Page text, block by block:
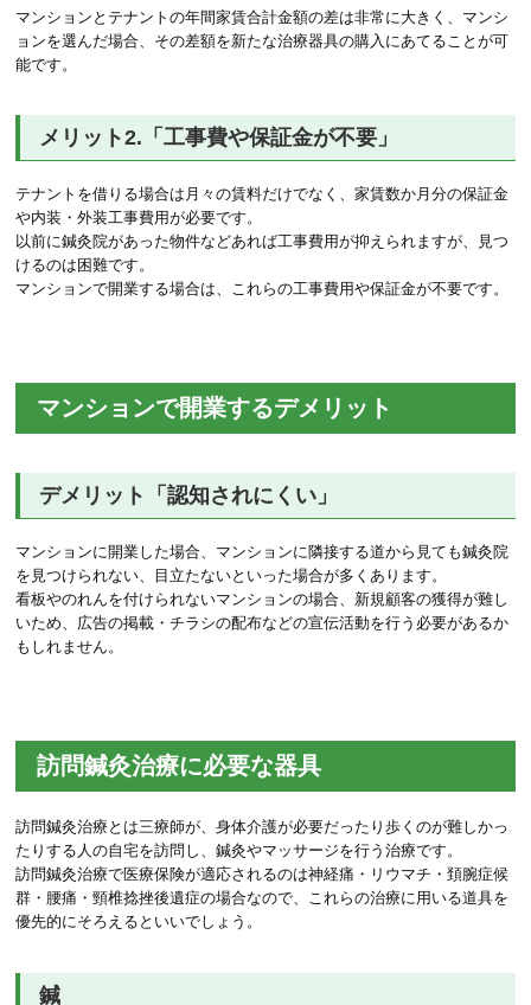
マンションとテナントの年間家賃合計金額の差は非常に大きく、マンシ
ョンを選んだ場合、その差額を新たな治療器具の購入にあてることが可
能です。
メリット2.「工事費や保証金が不要」
テナントを借りる場合は月々の賃料だけでなく、家賃数か月分の保証金
や内装・外装工事費用が必要です。
以前に鍼灸院があった物件などあれば工事費用が抑えられますが、見つ
けるのは困難です。
マンションで開業する場合は、これらの工事費用や保証金が不要です。
マンションで開業するデメリット
デメリット「認知されにくい」
マンションに開業した場合、マンションに隣接する道から見ても鍼灸院
を見つけられない、目立たないといった場合が多くあります。
看板やのれんを付けられないマンションの場合、新規顧客の獲得が難し
いため、広告の掲載・チラシの配布などの宣伝活動を行う必要があるか
もしれません。
訪問鍼灸治療に必要な器具
訪問鍼灸治療とは三療師が、身体介護が必要だったり歩くのが難しかっ
たりする人の自宅を訪問し、鍼灸やマッサージを行う治療です。
訪問鍼灸治療で医療保険が適応されるのは神経痛・リウマチ・頚腕症候
群・腰痛・頸椎捻挫後遺症の場合なので、これらの治療に用いる道具を
優先的にそろえるといいでしょう。
鍼